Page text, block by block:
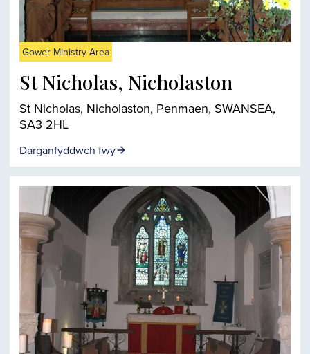
Gower Ministry Area
St Nicholas, Nicholaston
St Nicholas, Nicholaston, Penmaen, SWANSEA,
SA3 2HL
Darganfyddwch fwy